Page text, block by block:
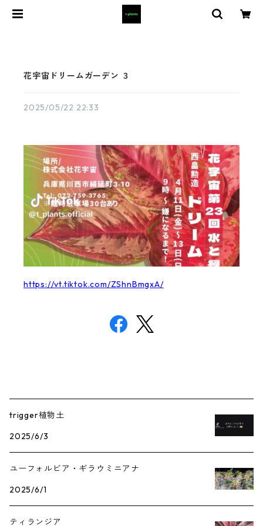
花宇宙ドリームガーデン ３
2025/05/22 22:33
https://vt.tiktok.com/ZShnBmgxA/
trigger植物土
2025/6/3
ユーフォルビア・ギラウミニアナ
2025/6/1
ティランジア